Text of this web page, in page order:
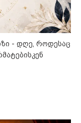
- დღე, როდესაც